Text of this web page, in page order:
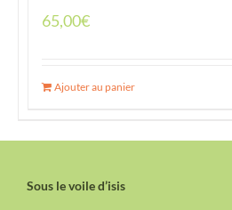
65,00€
Ajouter au panier
Sous le voile d’isis